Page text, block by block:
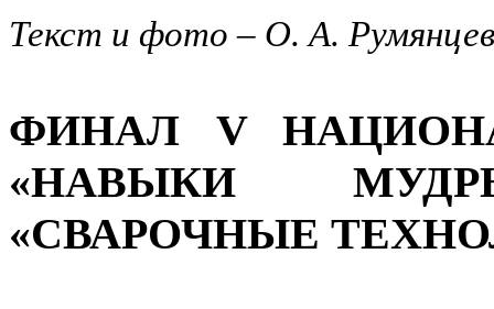
Текст и фото – О. А.
ФИНАЛ V
«НАВЫКИ
«СВАРОЧНЫЕ